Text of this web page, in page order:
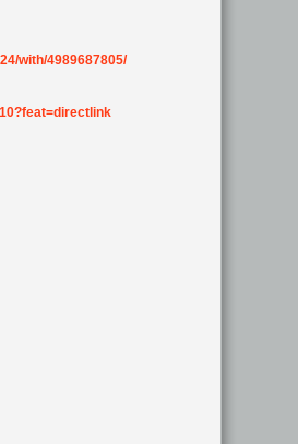
with/4989687805/